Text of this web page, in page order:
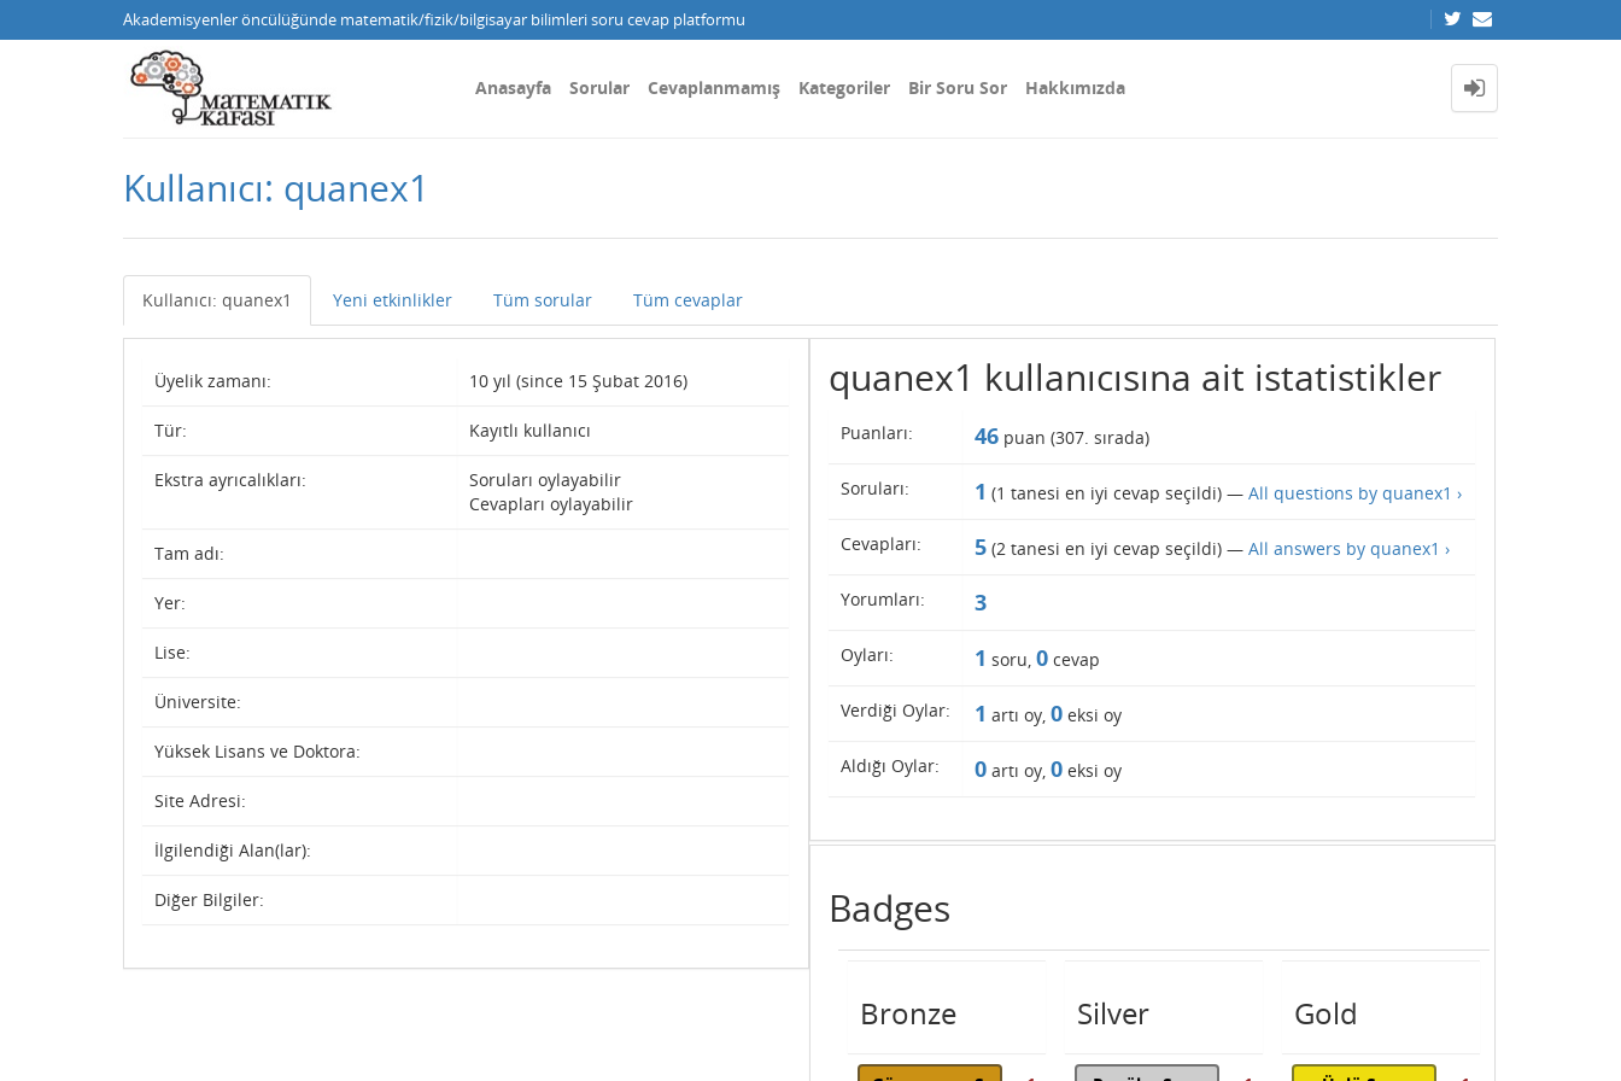
Akademisyenler öncülüğünde matematik/fizik/bilgisayar bilimleri soru cevap platformu
Anasayfa Sorular Cevaplanmamış Kategoriler Bir Soru Sor Hakkımızda
Kullanıcı: quanex1
Kullanıcı: quanex1 Yeni etkinlikler Tüm sorular Tüm cevaplar
Üyelik zamanı: 10 yıl (since 15 Şubat 2016)
Tür: Kayıtlı kullanıcı
Ekstra ayrıcalıkları:
Soruları oylayabilir
Cevapları oylayabilir
Tam adı:
Yer:
Lise:
Üniversite:
Yüksek Lisans ve Doktora:
Site Adresi:
İlgilendiği Alan(lar):
Diğer Bilgiler:
quanex1 kullanıcısına ait istatistikler
Puanları: 46puan (307. sırada)
Soruları: 1 (1 tanesi en iyi cevap seçildi) — All questions by quanex1 ›
Cevapları: 5(2tanesi en iyi cevap seçildi) — All answers by quanex1 ›
Yorumları: 3
Oyları: 1 soru, 0cevap
Verdiği Oylar: 1 artı oy, 0eksi oy
Aldığı Oylar: 0artı oy, 0eksi oy
Badges
Bronze Silver Gold